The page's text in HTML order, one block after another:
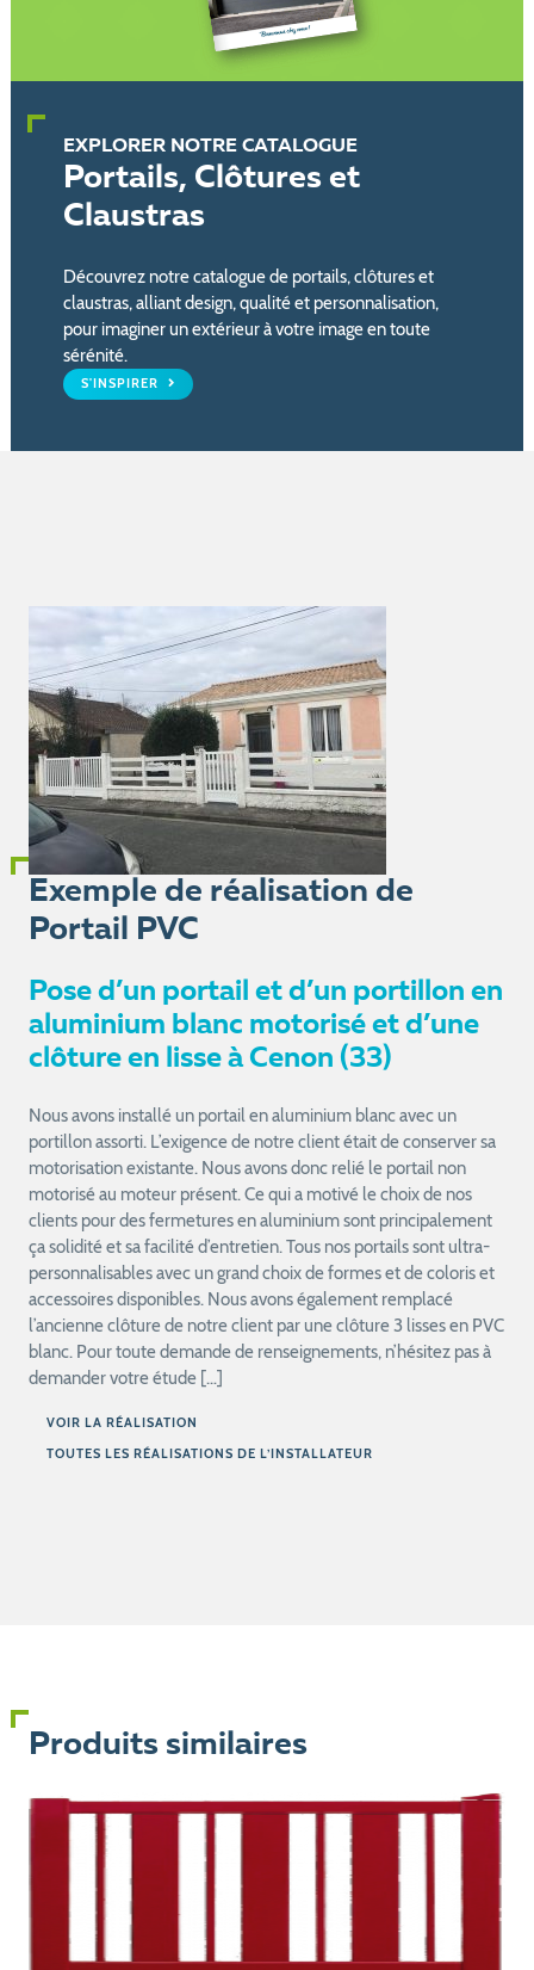
EXPLORER NOTRE CATALOGUE
Portails, Clôtures et
Claustras
Découvrez notre catalogue de portails, clôtures et
claustras, alliant design, qualité et personnalisation,
pour imaginer un extérieur à votre image en toute
sérénité.
S'INSPIRER
Exemple de réalisation de
Portail PVC
Pose d’un portail et d’un portillon en
aluminium blanc motorisé et d’une
clôture en lisse à Cenon (33)
Nous avons installé un portail en aluminium blanc avec un
portillon assorti. L’exigence de notre client était de conserver sa
motorisation existante. Nous avons donc relié le portail non
motorisé au moteur présent. Ce qui a motivé le choix de nos
clients pour des fermetures en aluminium sont principalement
ça solidité et sa facilité d’entretien. Tous nos portails sont ultra-
personnalisables avec un grand choix de formes et de coloris et
accessoires disponibles. Nous avons également remplacé
l’ancienne clôture de notre client par une clôture 3 lisses en PVC
blanc. Pour toute demande de renseignements, n’hésitez pas à
demander votre étude […]
VOIR LA RÉALISATION
TOUTES LES RÉALISATIONS DE L’INSTALLATEUR
Produits similaires